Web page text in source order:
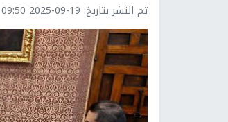
تم النشر بتاريخ: 2025-09-19 09:50